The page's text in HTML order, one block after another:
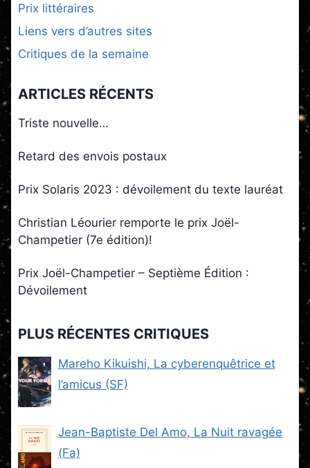
Prix littéraires
Liens vers d’autres sites
Critiques de la semaine
ARTICLES RÉCENTS
Triste nouvelle…
Retard des envois postaux
Prix Solaris 2023 : dévoilement du texte lauréat
Christian Léourier remporte le prix Joël-
Champetier (7e édition)!
Prix Joël-Champetier – Septième Édition :
Dévoilement
PLUS RÉCENTES CRITIQUES
Mareho Kikuishi, La cyberenquêtrice et
l’amicus (SF)
Jean-Baptiste Del Amo, La Nuit ravagée
(Fa)